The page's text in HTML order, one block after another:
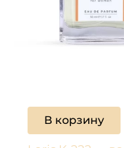
В корзину